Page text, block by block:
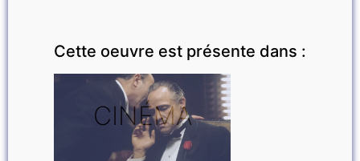
Cette oeuvre est présente dans :
CINÉMA